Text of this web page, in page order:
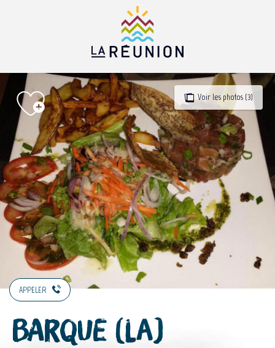
Voir les photos (3)
APPELER
Barque (La)